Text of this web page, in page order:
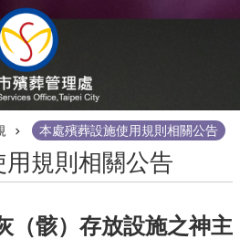
本處殯葬設施使用規則相關公告
規則相關公告
（骸）存放設施之神主